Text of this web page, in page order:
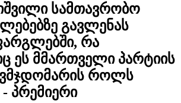
სამთავრობო
გავლენას
რა
ეს მმართველი პარტიის
როლს
- პრემიერი